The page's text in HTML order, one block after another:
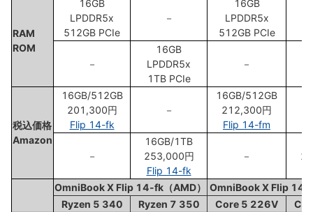
RAM
ROM
16GB
LPDDR5x
512GB PCIe
－
16GB
LPDDR5x
512GB PCIe
－
16GB
LPDDR5x
1TB PCIe
－
税込価格
Amazon
16GB/512GB
201,300円
Flip 14-fk
－
16GB/512GB
212,300円
Flip 14-fm
－
16GB/1TB
253,000円
Flip 14-fk
－
OmniBook X Flip 14-fk（AMD）
OmniBook X Flip 14-
Ryzen 5 340
Ryzen 7 350 Core 5 226V